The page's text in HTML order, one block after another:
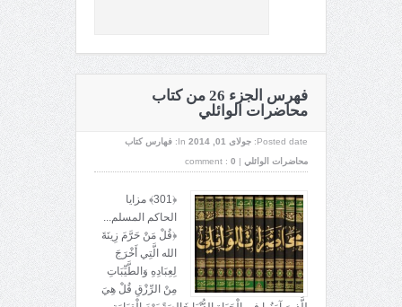
فهرس الجزء 26 من كتاب
محاضرات الوائلي
Posted date: جولای 01, 2014 In:
فهارس كتاب
محاضرات الوائلي |
comment : 0
﴿301﴾ مزايا
الحاكم المسلم...
﴿قُلْ مَنْ حَرَّمَ زِينَةَ
الله الَّتِي أَخْرَجَ
لِعِبَادِهِ وَالطَّيِّبَاتِ
مِنْ الرِّزْقِ قُلْ هِيَ